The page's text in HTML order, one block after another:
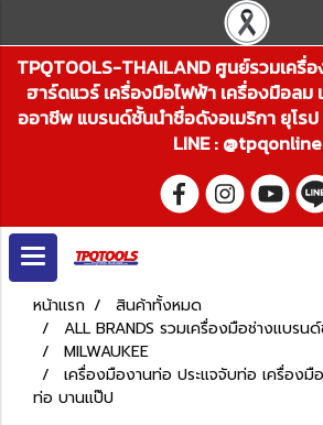
TPQTOOLS-THAILAND ศูนย์รวมเค
ฮาร์ดแวร์ เครื่องมือไฟฟ้า เครื่องมือลม
ออาชีพ แบรนด์ชั้นนำชื่อดังอเมริกา ยุโร
LINE : @tpqonline
หน้าแรก
สินค้าทั้งหมด
ALL BRANDS รวมเครื่องมือช่างแบรน
MILWAUKEE
เครื่องมืองานท่อ ประแจจับท่อ เครื่อง
ท่อ บานแป๊ป